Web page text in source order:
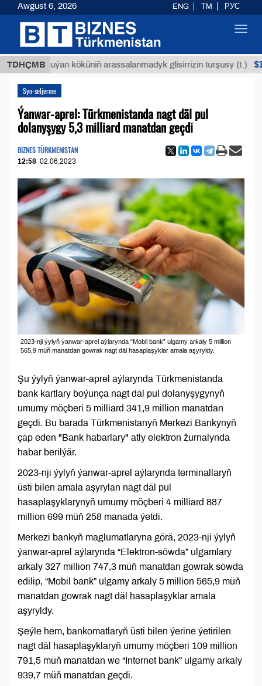
TDHÇMB
Buýan köküniň arassalanmadyk glisirrizin turşusy (t.)
Syn-seljerme
Ýanwar-aprel: Türkmenistanda nagt däl pul
dolanyşygy 5,3 milliard manatdan geçdi
BIZNES TÜRKMENISTAN
12:58 02.06.2023
2023-nji ýylyň ýanwar-aprel aýlarynda “Mobil bank” ulgamy arkaly 5 million
565,9 müň manatdan gowrak nagt däl hasaplaşyklar amala aşyryldy.
Şu ýylyň ýanwar-aprel aýlarynda Türkmenistanda
bank kartlary boýunça nagt däl pul dolanyşygynyň
umumy möçberi 5 milliard 341,9 million manatdan
geçdi. Bu barada Türkmenistanyň Merkezi Bankynyň
çap eden "Bank habarlary" atly elektron žurnalynda
habar berilýär.
2023-nji ýylyň ýanwar-aprel aýlarynda terminallaryň
üsti bilen amala aşyrylan nagt däl pul
hasaplaşyklarynyň umumy möçberi 4 milliard 887
million 699 müň 258 manada ýetdi.
Merkezi bankyň maglumatlaryna görä, 2023-nji ýylyň
ýanwar-aprel aýlarynda “Elektron-söwda” ulgamlary
arkaly 327 million 747,3 müň manatdan gowrak söwda
edilip, “Mobil bank” ulgamy arkaly 5 million 565,9 müň
manatdan gowrak nagt däl hasaplaşyklar amala
aşyryldy.
Şeýle hem, bankomatlaryň üsti bilen ýerine ýetirilen
nagt däl hasaplaşyklaryň umumy möçberi 109 million
791,5 müň manatdan we “Internet bank” ulgamy arkaly
939,7 müň manatdan geçdi.
Awgust 6, 2026 ENG TM РУС